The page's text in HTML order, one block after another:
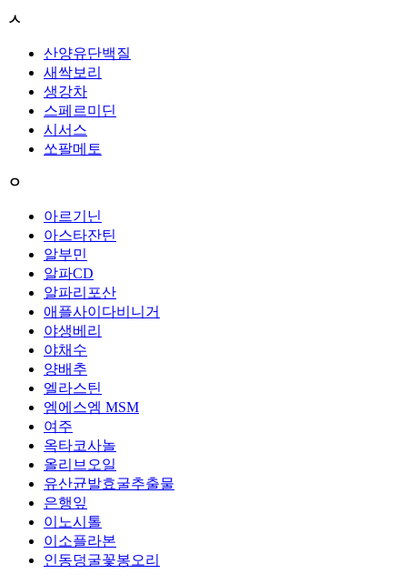
ㅅ
산양유단백질
새싹보리
생강차
스페르미딘
시서스
쏘팔메토
ㅇ
아르기닌
아스타잔틴
알부민
알파CD
알파리포산
애플사이다비니거
야생베리
야채수
양배추
엘라스틴
엠에스엠 MSM
여주
옥타코사놀
올리브오일
유산균발효굴추출물
은행잎
이노시톨
이소플라본
인동덩굴꽃봉오리